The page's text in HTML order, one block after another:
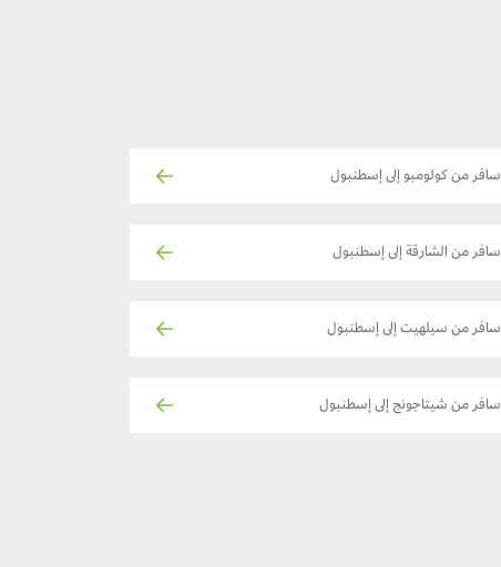
سافر من كولومبو إلى إسطنبول
سافر من الشارقة إلى إسطنبول
سافر من سيلهيت إلى إسطنبول
سافر من شيتاجونج إلى إسطنبول